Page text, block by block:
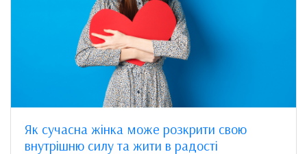
Як сучасна жінка може розкрити свою
внутрішню силу та жити в радості